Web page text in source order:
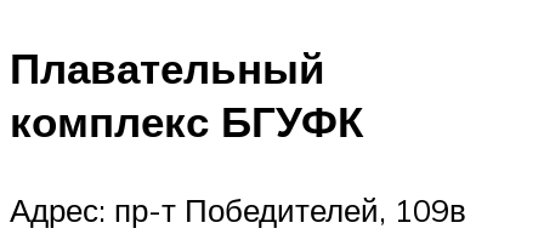
Плавательный
комплекс БГУФК
Адрес: пр-т Победителей, 109в